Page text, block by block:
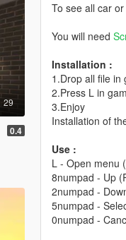
29
0.4
To see all car
You will need
Installation :
1.Drop all file in
2.Press L in
3.Enjoy
Installation of
Use :
L - Open menu
8numpad - Up
2numpad -
5numpad -
0numpad -